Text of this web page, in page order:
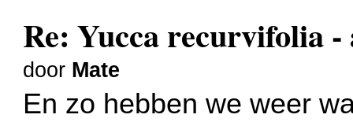
Re: Yucca recurvifolia
door Mate
En zo hebben we weer